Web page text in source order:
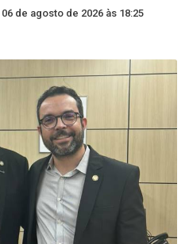
06 de agosto de 2026 às 18:25